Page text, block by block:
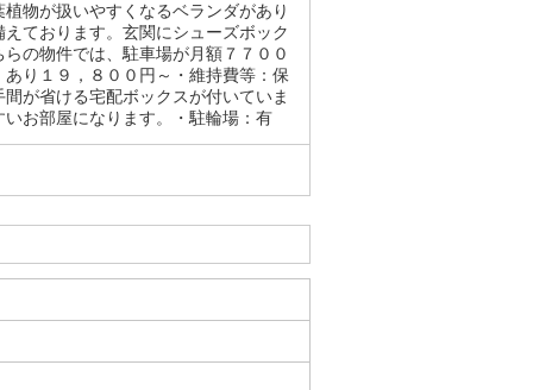
物が扱いやすくなるベランダがあり
ております。玄関にシューズボック
の物件では、駐車場が月額７７００
り１９，８００円～・維持費等：保
が省ける宅配ボックスが付いていま
お部屋になります。・駐輪場：有